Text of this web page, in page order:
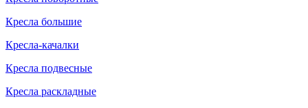
Кресла большие
Кресла-качалки
Кресла подвесные
Кресла раскладные